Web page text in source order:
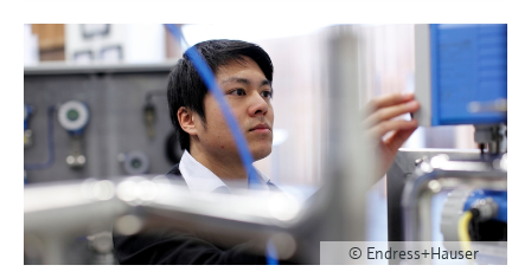
© Endress+Hauser